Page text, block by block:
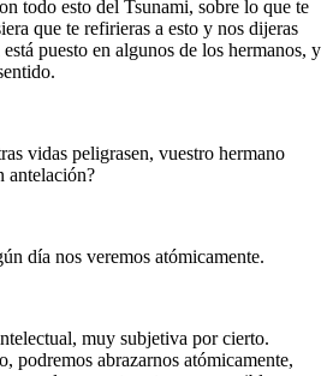
todo esto del Tsunami, sobre lo que te
que te refirieras a esto y nos dijeras
puesto en algunos de los hermanos, y
vidas peligrasen, vuestro hermano
antelación?
día nos veremos atómicamente.
muy subjetiva por cierto.
podremos abrazarnos atómicamente,